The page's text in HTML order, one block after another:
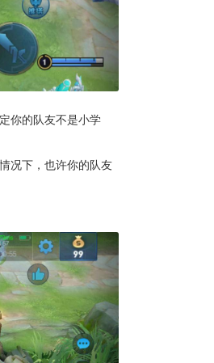
你的队友不是小学
况下，也许你的队友